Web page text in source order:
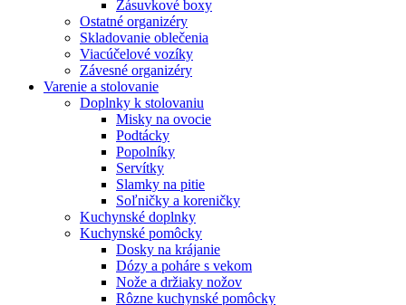
Zásuvkové boxy
Ostatné organizéry
Skladovanie oblečenia
Viacúčelové vozíky
Závesné organizéry
Varenie a stolovanie
Doplnky k stolovaniu
Misky na ovocie
Podtácky
Popolníky
Servítky
Slamky na pitie
Soľničky a koreničky
Kuchynské doplnky
Kuchynské pomôcky
Dosky na krájanie
Dózy a poháre s vekom
Nože a držiaky nožov
Rôzne kuchynské pomôcky